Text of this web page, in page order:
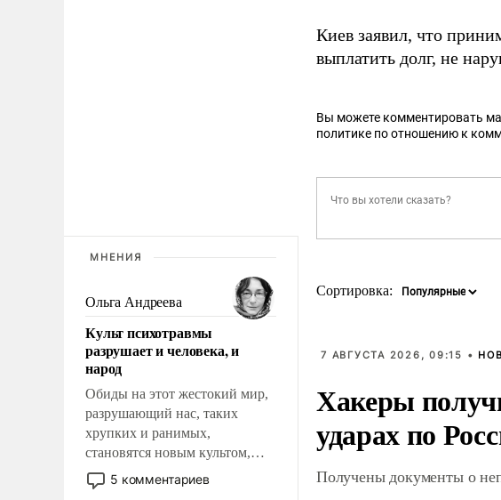
МНЕНИЯ
Ольга Андреева
Культ психотравмы
разрушает и человека, и
народ
Обиды на этот жестокий мир,
разрушающий нас, таких
хрупких и ранимых,
становятся новым культом,
постепенно вытесняя и
отменяя традиционное
5 комментариев
Киев заявил, что
выплатить долг, не
Вы можете комментировать
политике по отношению к
Сортировка:
7 АВГУСТА 2026, 09:15 •
Хакеры
ударах по
Получены документы о